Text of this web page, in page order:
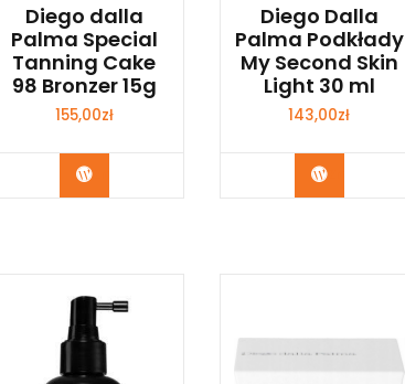
Diego dalla
Palma Special
Tanning Cake
98 Bronzer 15g
155,00zł
Zobacz
Diego Dalla
Palma Podkłady
My Second Skin
Light 30 ml
143,00zł
Zobacz